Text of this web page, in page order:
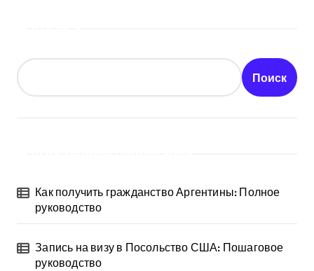
Поиск
Как получить гражданство Аргентины: Полное
руководство
Запись на визу в Посольство США: Пошаговое
руководство